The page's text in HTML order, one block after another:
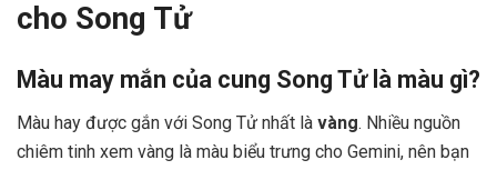
cho Song Tử
Màu may mắn của cung Song Tử là màu gì?
Màu hay được gắn với Song Tử nhất là vàng. Nhiều nguồn
chiêm tinh xem vàng là màu biểu trưng cho Gemini, nên bạn